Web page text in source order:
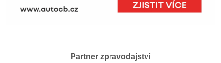
Partner zpravodajství